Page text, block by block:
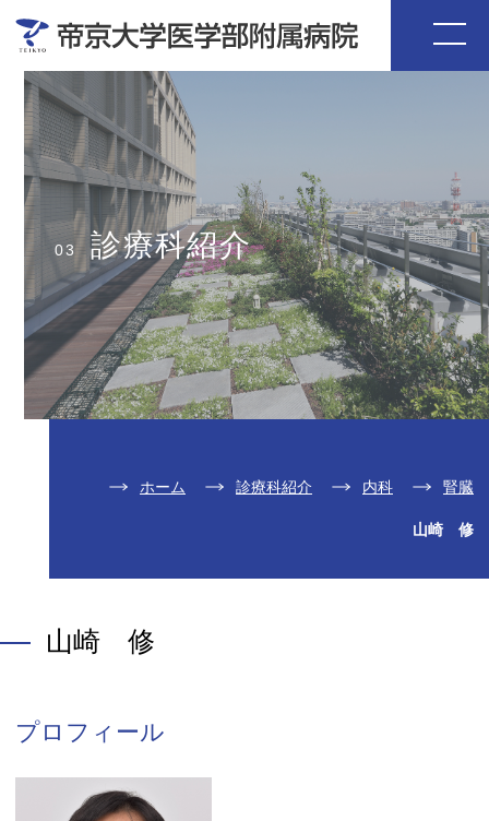
03 診療科紹介
ホーム 診療科紹介 内科 腎臓
山崎 修
山崎 修
プロフィール